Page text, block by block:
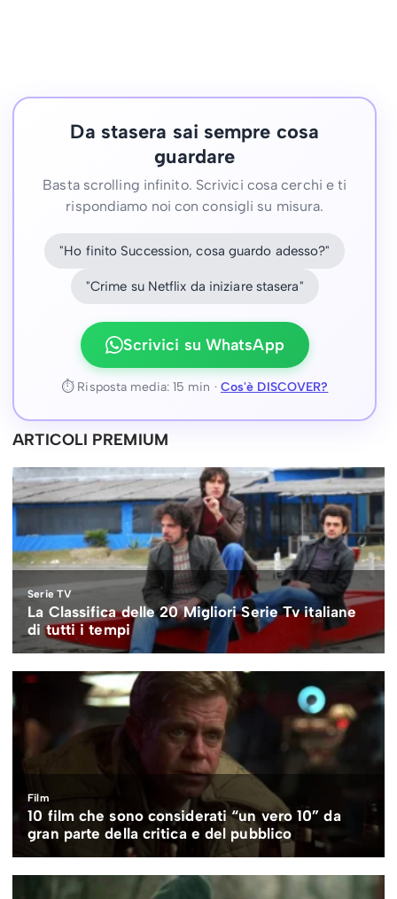
Da stasera sai sempre cosa
guardare
Basta scrolling infinito. Scrivici cosa cerchi e ti
rispondiamo noi con consigli su misura.
"Ho finito Succession, cosa guardo adesso?"
"Crime su Netflix da iniziare stasera"
Scrivici su WhatsApp
⏱ Risposta media: 15 min · Cos'è DISCOVER?
ARTICOLI PREMIUM